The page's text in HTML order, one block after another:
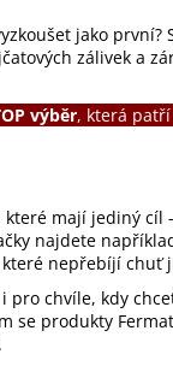
jako první?
zálivek a
výběr, která
mají jediný
najdete
nepřebíjí chuť
chvíle, kdy
se produkty